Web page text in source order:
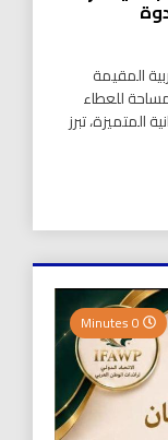
المقيمة
مساحة للعطاء
المتميزة، تبرز